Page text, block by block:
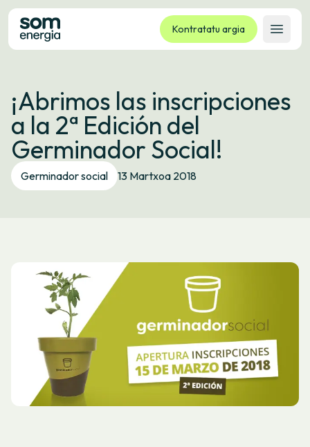
Kontratatu argia
Ireki
Tarifak
Zerbitzuak
Enpresak
Kooperatiba
Kontaktua
¡Abrimos las inscripciones
a la 2ª Edición del
Germinador Social!
Germinador social 13 Martxoa 2018